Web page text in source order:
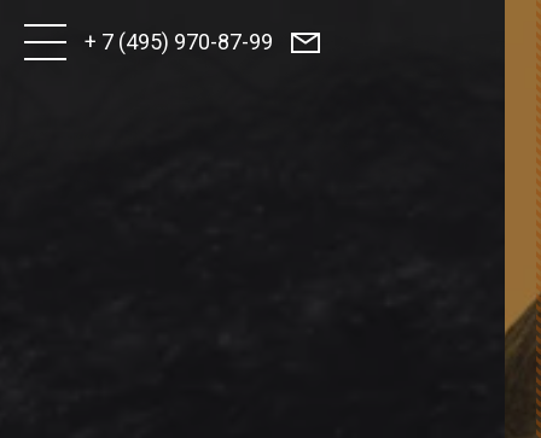
+ 7 (495) 970-87-99